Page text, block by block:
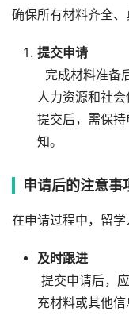
确保所有材料齐全、
提交申请
完成材料准备
人力资源和社
提交后，需保
知。
申请后的注意事
在申请过程中，留学
及时跟进
提交申请后，
充材料或其他信